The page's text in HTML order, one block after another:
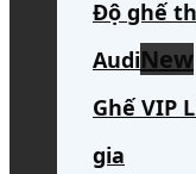
Độ ghế
Audi
Ghế VIP
gia